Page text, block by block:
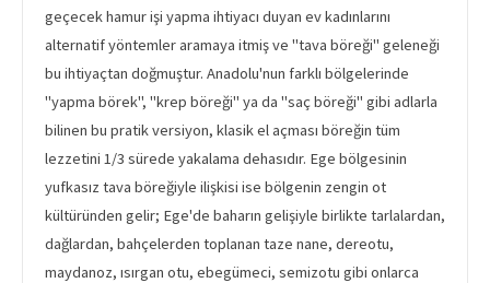
geçecek hamur işi yapma ihtiyacı duyan ev kadınlarını
alternatif yöntemler aramaya itmiş ve "tava böreği" geleneği
bu ihtiyaçtan doğmuştur. Anadolu'nun farklı bölgelerinde
"yapma börek", "krep böreği" ya da "saç böreği" gibi adlarla
bilinen bu pratik versiyon, klasik el açması böreğin tüm
lezzetini 1/3 sürede yakalama dehasıdır. Ege bölgesinin
yufkasız tava böreğiyle ilişkisi ise bölgenin zengin ot
kültüründen gelir; Ege'de baharın gelişiyle birlikte tarlalardan,
dağlardan, bahçelerden toplanan taze nane, dereotu,
maydanoz, ısırgan otu, ebegümeci, semizotu gibi onlarca